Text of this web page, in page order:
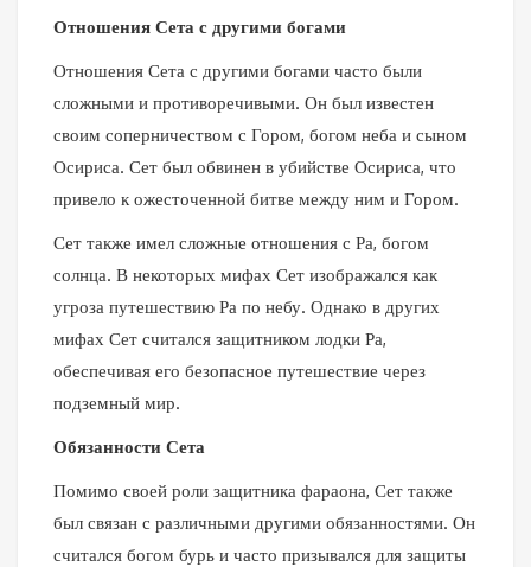
Отношения Сета с другими богами
Отношения Сета с другими богами часто были
сложными и противоречивыми. Он был известен
своим соперничеством с Гором, богом неба и сыном
Осириса. Сет был обвинен в убийстве Осириса, что
привело к ожесточенной битве между ним и Гором.
Сет также имел сложные отношения с Ра, богом
солнца. В некоторых мифах Сет изображался как
угроза путешествию Ра по небу. Однако в других
мифах Сет считался защитником лодки Ра,
обеспечивая его безопасное путешествие через
подземный мир.
Обязанности Сета
Помимо своей роли защитника фараона, Сет также
был связан с различными другими обязанностями. Он
считался богом бурь и часто призывался для защиты